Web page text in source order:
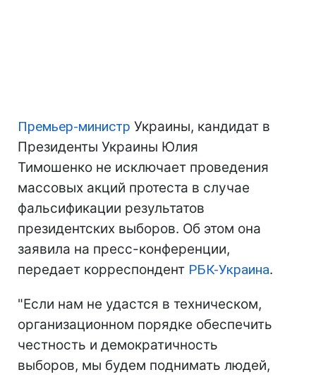
Премьер-министр Украины, кандидат в
Президенты Украины Юлия
Тимошенко не исключает проведения
массовых акций протеста в случае
фальсификации результатов
президентских выборов. Об этом она
заявила на пресс-конференции,
передает корреспондент РБК-Украина.
"Если нам не удастся в техническом,
организационном порядке обеспечить
честность и демократичность
выборов, мы будем поднимать людей,